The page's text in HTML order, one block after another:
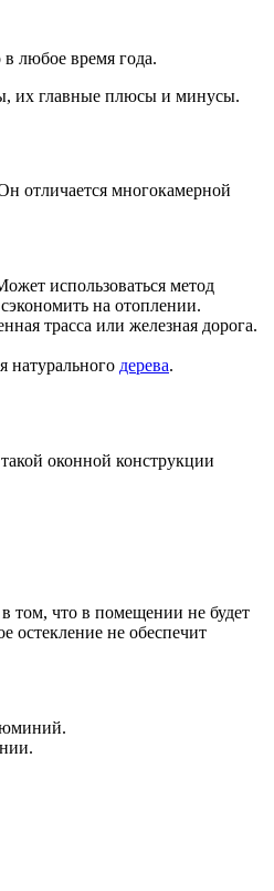
в любое время года.
их главные плюсы и минусы.
отличается многокамерной
использоваться метод
на отоплении.
трасса или железная дорога.
натурального дерева.
оконной конструкции
том, что в помещении не будет
остекление не обеспечит